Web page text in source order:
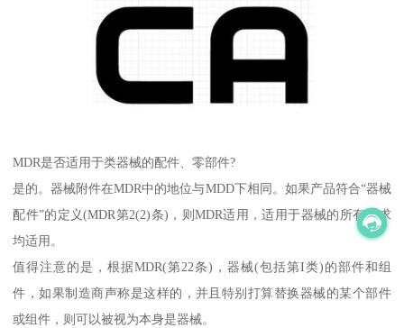
MDR是否适用于类器械的配件、零部件?
是的。器械附件在MDR中的地位与MDD下相同。如果产品符合“器械
配件”的定义(MDR第2(2)条)，则MDR适用，适用于器械的所有要求
均适用。
值得注意的是，根据MDR(第22条)，器械(包括第I类)的部件和组
件，如果制造商声称是这样的，并且特别打算替换器械的某个部件
或组件，则可以被视为本身是器械。